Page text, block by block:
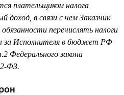
плательщиком налога
доход, в связи с чем Заказчик
перечислять налоги
за Исполнителя в бюджет РФ
Федерального закона
ФЗ.